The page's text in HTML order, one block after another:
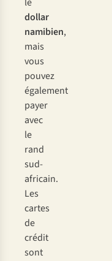
dollar
namibien,
mais
vous
pouvez
également
payer
avec
le
rand
sud-
africain.
Les
cartes
de
crédit
sont